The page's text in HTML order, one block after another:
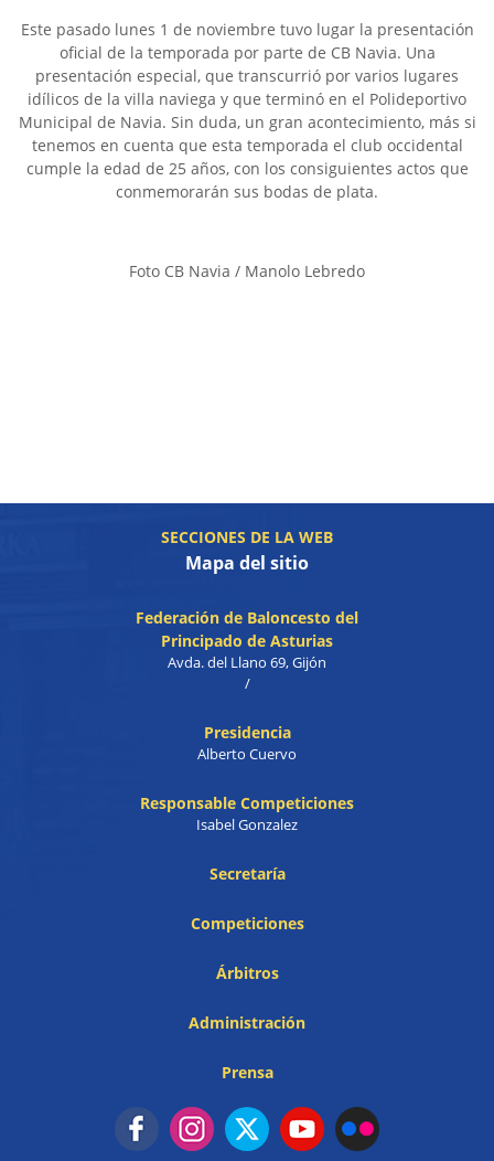
Este pasado lunes 1 de noviembre tuvo lugar la presentación
oficial de la temporada por parte de CB Navia. Una
presentación especial, que transcurrió por varios lugares
idílicos de la villa naviega y que terminó en el Polideportivo
Municipal de Navia. Sin duda, un gran acontecimiento, más si
tenemos en cuenta que esta temporada el club occidental
cumple la edad de 25 años, con los consiguientes actos que
conmemorarán sus bodas de plata.
Foto CB Navia / Manolo Lebredo
SECCIONES DE LA WEB
Mapa del sitio
Federación de Baloncesto del
Principado de Asturias
Avda. del Llano 69, Gijón
/
Presidencia
Alberto Cuervo
Responsable Competiciones
Isabel Gonzalez
Secretaría
Competiciones
Árbitros
Administración
Prensa